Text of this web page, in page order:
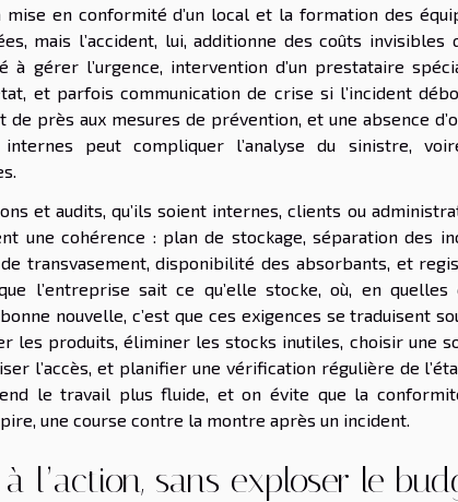
mise en conformité d’un local et la formation des
mais l’accident, lui, additionne des coûts invisibles
à gérer l’urgence, intervention d’un prestataire
et parfois communication de crise si l’incident
de près aux mesures de prévention, et une absence
peut compliquer l’analyse du sinistre,
et audits, qu’ils soient internes, clients ou
une cohérence : plan de stockage, séparation des
transvasement, disponibilité des absorbants, et
l’entreprise sait ce qu’elle stocke, où, en
nouvelle, c’est que ces exigences se traduisent
les produits, éliminer les stocks inutiles, choisir une
l’accès, et planifier une vérification régulière de
le travail plus fluide, et on évite que la
une course contre la montre après un incident.
à l’action, sans exploser le